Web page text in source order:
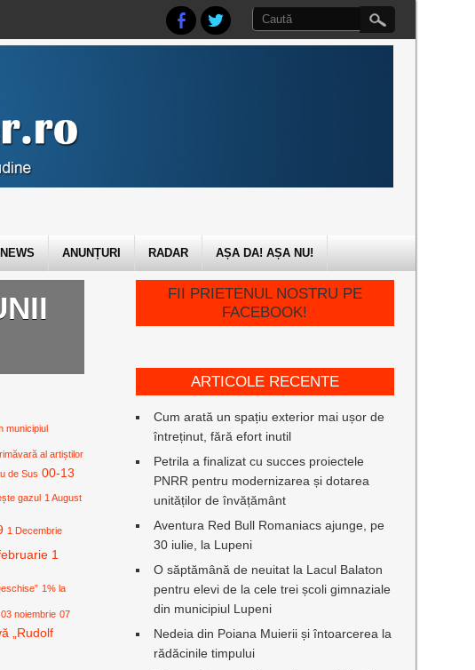
ANUNȚURI RADAR AȘA DA! AȘA NU!
municipiul
al artiștilor
de Sus 00-13
gazul 1 August
1 Decembrie
1
1% la
03 noiembrie 07
„Rudolf
FII PRIETENUL NOSTRU PE
FACEBOOK!
ARTICOLE RECENTE
Cum arată un spațiu exterior mai ușor de
întreținut, fără efort inutil
Petrila a finalizat cu succes proiectele
PNRR pentru modernizarea și dotarea
unităților de învățământ
Aventura Red Bull Romaniacs ajunge, pe
30 iulie, la Lupeni
O săptămână de neuitat la Lacul Balaton
pentru elevi de la cele trei școli gimnaziale
din municipiul Lupeni
Nedeia din Poiana Muierii și întoarcerea la
rădăcinile timpului